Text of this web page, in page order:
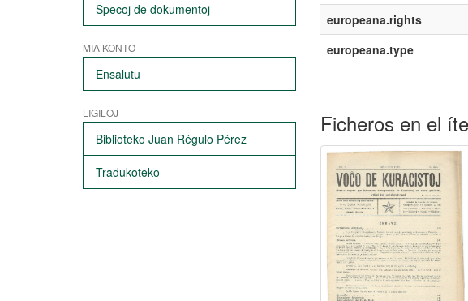
Specoj de dokumentoj
MIA KONTO
Ensalutu
LIGILOJ
Biblioteko Juan Régulo Pérez
Tradukoteko
europeana.rights
europeana.type
Ficheros en el